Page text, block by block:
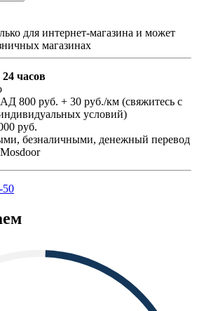
для интернет-магазина и может
магазинах
часов
800 руб. + 30 руб./км (свяжитесь с
условий)
руб.
безналичными, денежный перевод
Mosdoor
50